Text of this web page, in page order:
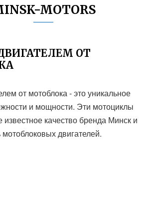
MOTORS
ОТ
от мотоблока - это уникальное
и мощности. Эти мотоциклы
известное качество бренда Минск и
двигателей.